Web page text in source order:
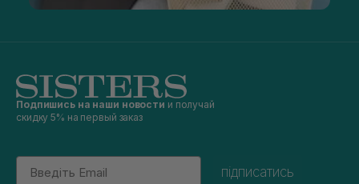
Подпишись на наши новости и получай
скидку 5% на первый заказ
Email
підписатись